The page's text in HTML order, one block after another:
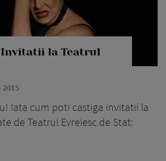
Invitatii la Teatrul
Iata cum poti castiga invitatii la
de Teatrul Evreiesc de Stat: